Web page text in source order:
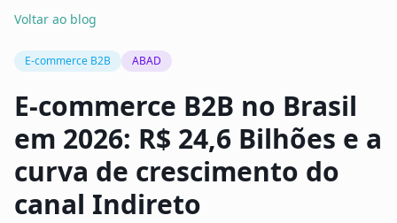
Blog
Falar com especialista
Voltar ao blog
E-commerce B2B ABAD
E-commerce B2B no Brasil
em 2026: R$ 24,6 Bilhões e a
curva de crescimento do
canal Indireto